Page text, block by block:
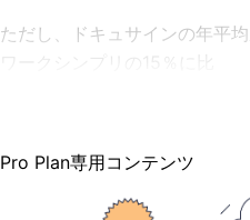
ただし、 ドキュサインの年平
Pro Plan専用コンテンツ